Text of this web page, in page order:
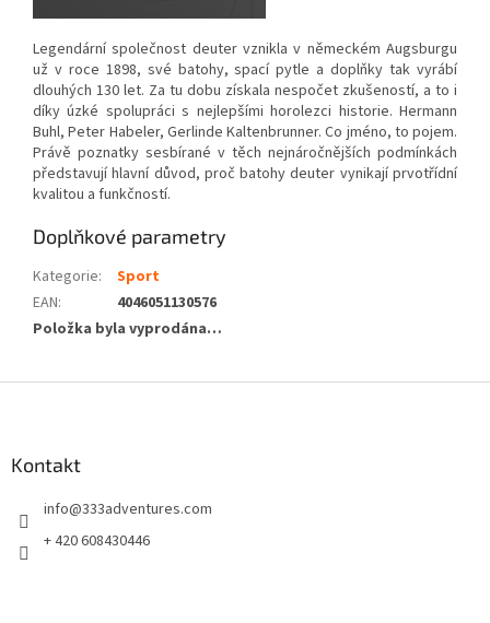
Legendární společnost deuter vznikla v německém Augsburgu
už v roce 1898, své batohy, spací pytle a doplňky tak vyrábí
dlouhých 130 let. Za tu dobu získala nespočet zkušeností, a to i
díky úzké spolupráci s nejlepšími horolezci historie. Hermann
Buhl, Peter Habeler, Gerlinde Kaltenbrunner. Co jméno, to pojem.
Právě poznatky sesbírané v těch nejnáročnějších podmínkách
představují hlavní důvod, proč batohy deuter vynikají prvotřídní
kvalitou a funkčností.
Doplňkové parametry
Kategorie:
Sport
EAN:
4046051130576
Položka byla vyprodána…
Kontakt
info@333adventures.com
+ 420 608430446